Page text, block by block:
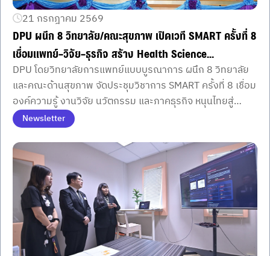
21 กรกฎาคม 2569
DPU ผนึก 8 วิทยาลัย/คณะสุขภาพ เปิดเวที SMART ครั้งที่ 8
เชื่อมแพทย์–วิจัย–ธุรกิจ สร้าง Health Science
Ecosystem ขับเคลื่อนไทยสู่ Medical & Wellness Hub
สอดรับนโยบาย สธ. มุ่งป้องกันโรค
DPU โดยวิทยาลัยการแพทย์แบบบูรณาการ ผนึก 8 วิทยาลัย
และคณะด้านสุขภาพ จัดประชุมวิชาการ SMART ครั้งที่ 8 เชื่อม
องค์ความรู้ งานวิจัย นวัตกรรม และภาคธุรกิจ หนุนไทยสู่
Medical & Wellness Hub สอดรับนโยบายสุขภาพเชิงป้องกัน
ของกระทรวงสาธารณสุข
Newsletter